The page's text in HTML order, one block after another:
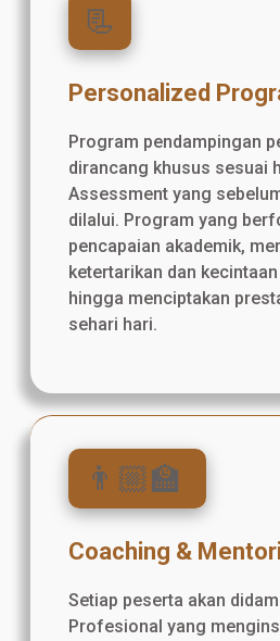
📃
Personalized
Program pendampingan
dirancang khusus sesuai
Assessment yang
dilalui. Program yang
pencapaian akademik,
ketertarikan dan
hingga menciptakan
sehari hari.
👨🏼‍🏫
Coaching &
Setiap peserta akan
Profesional yang